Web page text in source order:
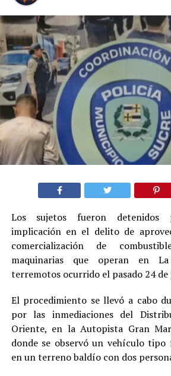
Los sujetos fueron
implicación en el delito de
comercialización de
maquinarias que operan en
terremotos ocurrido el pasado 24 de
El procedimiento se llevó a cabo
por las inmediaciones del
Oriente, en la Autopista Gran
donde se observó un vehículo tipo
en un terreno baldío con dos